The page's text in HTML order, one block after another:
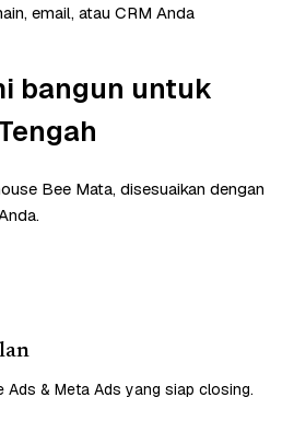
email, atau CRM Anda
bangun untuk
Bee Mata, disesuaikan dengan
Ads & Meta Ads yang siap closing.